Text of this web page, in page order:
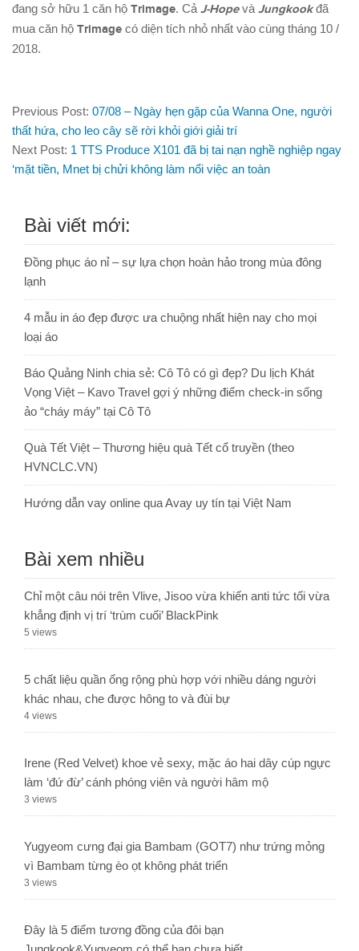
đang sở hữu 1 căn hộ Trimage. Cả J-Hopevà Jungkookđã
mua căn hộ Trimage có diện tích nhỏ nhất vào cùng tháng 10 /
2018.
Previous Post: 07/08 – Ngày hẹn gặp của Wanna One, người
thất hứa, cho leo cây sẽ rời khỏi giới giải trí
Next Post: 1 TTS Produce X101 đã bị tai nạn nghề nghiệp ngay
‘mặt tiền, Mnet bị chửi không làm nổi việc an toàn
Bài viết mới:
Đồng phục áo nỉ – sự lựa chọn hoàn hảo trong mùa đông
lạnh
4 mẫu in áo đẹp được ưa chuộng nhất hiện nay cho mọi
loại áo
Báo Quảng Ninh chia sẻ: Cô Tô có gì đẹp? Du lịch Khát
Vọng Việt – Kavo Travel gợi ý những điểm check-in sống
ảo “cháy máy” tại Cô Tô
Quà Tết Việt – Thương hiệu quà Tết cổ truyền (theo
HVNCLC.VN)
Hướng dẫn vay online qua Avay uy tín tại Việt Nam
Bài xem nhiều
Chỉ một câu nói trên Vlive, Jisoo vừa khiến anti tức tối vừa
khẳng định vị trí ‘trùm cuối’ BlackPink
5 views
5 chất liệu quần ống rộng phù hợp với nhiều dáng người
khác nhau, che được hông to và đùi bự
4 views
Irene (Red Velvet) khoe vẻ sexy, mặc áo hai dây cúp ngực
làm ‘đứ đừ’ cánh phóng viên và người hâm mộ
3 views
Yugyeom cưng đại gia Bambam (GOT7) như trứng mỏng
vì Bambam từng èo ọt không phát triển
3 views
Đây là 5 điểm tương đồng của đôi bạn